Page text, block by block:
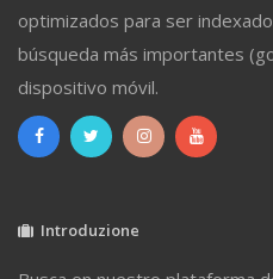
optimizados para ser
búsqueda más importantes
dispositivo móvil.
Introduzione